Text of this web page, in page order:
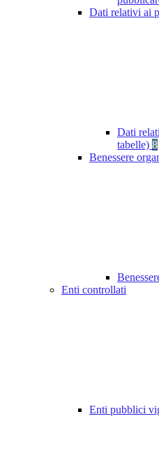
Dati relativi ai
Dati
tabelle) 8
Benessere
Enti controllati
Enti pubblici